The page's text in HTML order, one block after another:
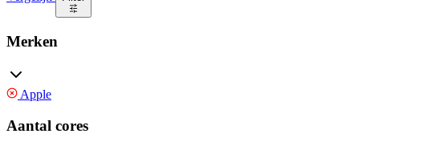
Merken
Apple
Aantal cores